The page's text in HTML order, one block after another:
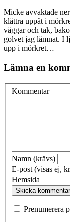
Micke avvaktade
klättra uppåt i
väggar och tak,
golvet jag lämnat. I
upp i mörkret…
Lämna en
Kommentar
Namn (krävs)
E-post (visas ej,
Hemsida
Prenumerera